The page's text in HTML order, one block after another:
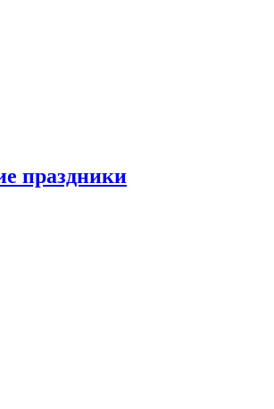
праздники